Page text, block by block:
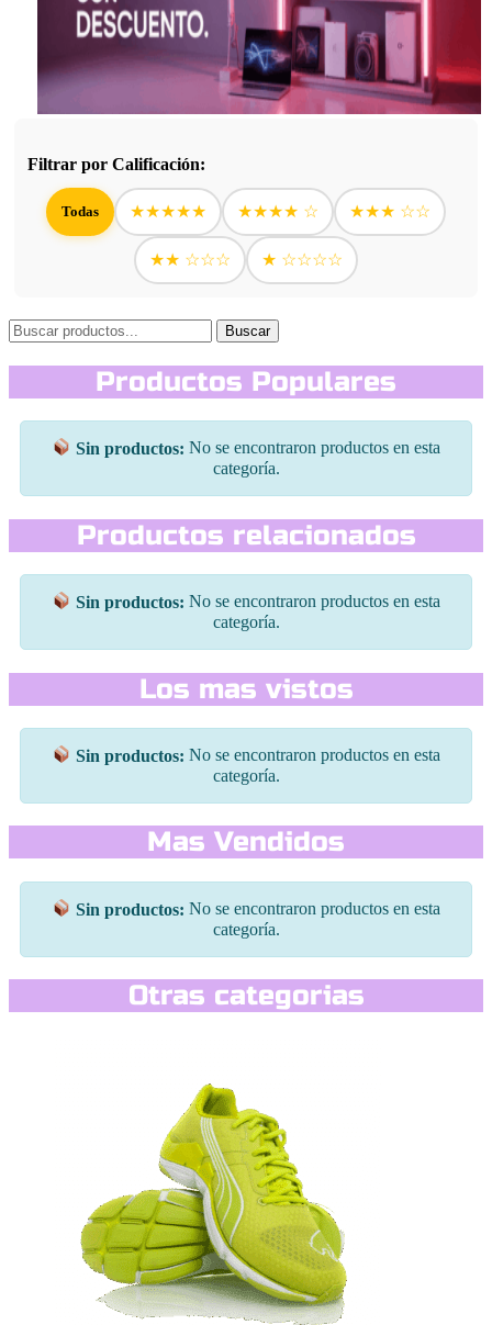
Filtrar por Calificación:
Todas ★★★★★ ★★★★ ☆ ★★★ ☆☆
★★ ☆☆☆ ★ ☆☆☆☆
Buscar
Productos Populares
Sin productos: No se encontraron productos en esta
categoría.
Productos relacionados
Sin productos: No se encontraron productos en esta
categoría.
Los mas vistos
Sin productos: No se encontraron productos en esta
categoría.
Mas Vendidos
Sin productos: No se encontraron productos en esta
categoría.
Otras categorias